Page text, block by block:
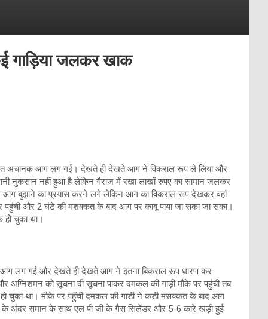
गाड़िया जलकर खाक
अचानक आग लग गई। देखते ही देखते आग ने विकराल रूप ले लिया और
नुकसान नहीं हुआ है लेकिन गैराज में रखा लाखों रुपए का सामान जलकर
बुझाने का प्रयास करने लगे लेकिन आग का विकराल रूप देखकर वहां
पहुंची और 2 घंटे की मशक्कत के बाद आग पर काबू पाया जा सका जा सका।
चुका था।
आग लग गई और देखते ही देखते आग ने इतना बिकराल रूप धारण कर
को सूचना दी सूचना पाकर दमकल की गाड़ी मौके पर पहुंची तब
था। मौके पर पहुँची दमकल की गाड़ी ने कड़ी मसक्कत के बाद आग
अंदर समान के साथ एल पी जी के गैस सिलेंडर और 5-6 कारे खड़ी हुई